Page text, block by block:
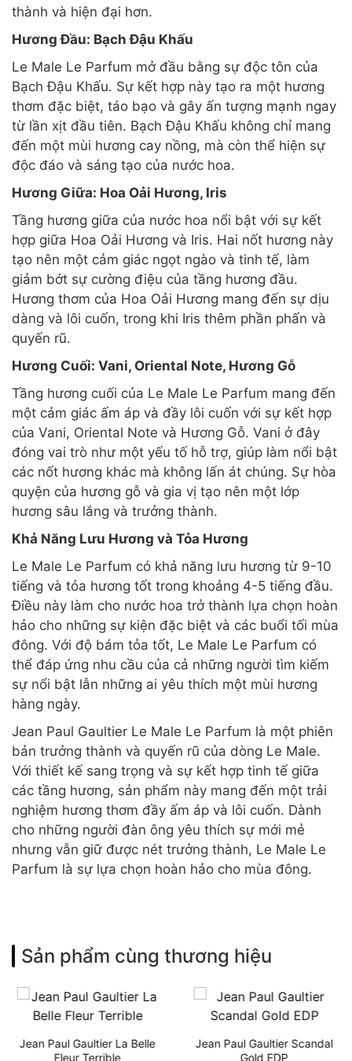
thành và hiện đại hơn.
Hương Đầu: Bạch Đậu Khấu
Le Male Le Parfum mở đầu bằng sự độc tôn của
Bạch Đậu Khấu. Sự kết hợp này tạo ra một hương
thơm đặc biệt, táo bạo và gây ấn tượng mạnh ngay
từ lần xịt đầu tiên. Bạch Đậu Khấu không chỉ mang
đến một mùi hương cay nồng, mà còn thể hiện sự
độc đáo và sáng tạo của nước hoa.
Hương Giữa: Hoa Oải Hương, Iris
Tầng hương giữa của nước hoa nổi bật với sự kết
hợp giữa Hoa Oải Hương và Iris. Hai nốt hương này
tạo nên một cảm giác ngọt ngào và tinh tế, làm
giảm bớt sự cường điệu của tầng hương đầu.
Hương thơm của Hoa Oải Hương mang đến sự dịu
dàng và lôi cuốn, trong khi Iris thêm phần phấn và
quyến rũ.
Hương Cuối: Vani, Oriental Note, Hương Gỗ
Tầng hương cuối của Le Male Le Parfum mang đến
một cảm giác ấm áp và đầy lôi cuốn với sự kết hợp
của Vani, Oriental Note và Hương Gỗ. Vani ở đây
đóng vai trò như một yếu tố hỗ trợ, giúp làm nổi bật
các nốt hương khác mà không lấn át chúng. Sự hòa
quyện của hương gỗ và gia vị tạo nên một lớp
hương sâu lắng và trưởng thành.
Khả Năng Lưu Hương và Tỏa Hương
Le Male Le Parfum có khả năng lưu hương từ 9-10
tiếng và tỏa hương tốt trong khoảng 4-5 tiếng đầu.
Điều này làm cho nước hoa trở thành lựa chọn hoàn
hảo cho những sự kiện đặc biệt và các buổi tối mùa
đông. Với độ bám tỏa tốt, Le Male Le Parfum có
thể đáp ứng nhu cầu của cả những người tìm kiếm
sự nổi bật lẫn những ai yêu thích một mùi hương
hàng ngày.
Jean Paul Gaultier Le Male Le Parfum là một phiên
bản trưởng thành và quyến rũ của dòng Le Male.
Với thiết kế sang trọng và sự kết hợp tinh tế giữa
các tầng hương, sản phẩm này mang đến một trải
nghiệm hương thơm đầy ấm áp và lôi cuốn. Dành
cho những người đàn ông yêu thích sự mới mẻ
nhưng vẫn giữ được nét trưởng thành, Le Male Le
Parfum là sự lựa chọn hoàn hảo cho mùa đông.
Sản phẩm cùng thương hiệu
Jean Paul Gaultier La Belle
Fleur Terrible
Jean Paul Gaultier Scandal
Gold EDP